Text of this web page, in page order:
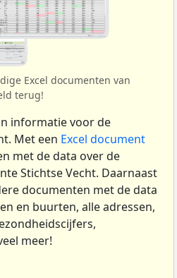
Excel documenten van
terug!
informatie voor de
Met een Excel document
met de data over de
Stichtse Vecht. Daarnaast
documenten met de data
en buurten, alle adressen,
meer!